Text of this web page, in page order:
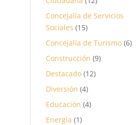
Concejalía de Servicios
Sociales (15)
Concejalía de Turismo (6)
Construcción (9)
Destacado (12)
Diversión (4)
Educación (4)
Energía (1)